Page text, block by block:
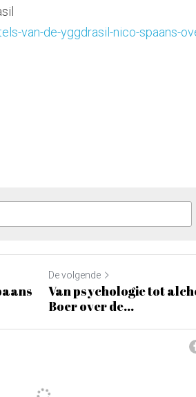
van-de-yggdrasil-nico-spaans-
De volgende
Van psychologie tot
Boer over de...